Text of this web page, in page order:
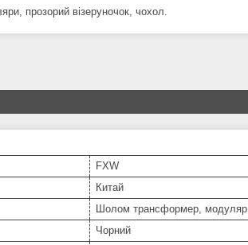
прозорий візеруночок, чохол.
FXW
Китай
Шолом трансформер, модуляр
Чорний